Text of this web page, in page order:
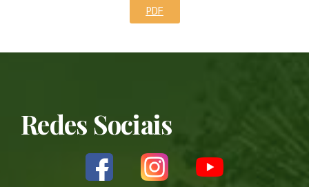
PDF
Redes Sociais